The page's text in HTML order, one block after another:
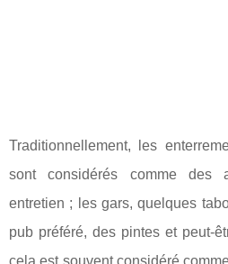
Traditionnellement, les
sont considérés comme des
entretien ; les gars, quelques
pub préféré, des pintes et peut-